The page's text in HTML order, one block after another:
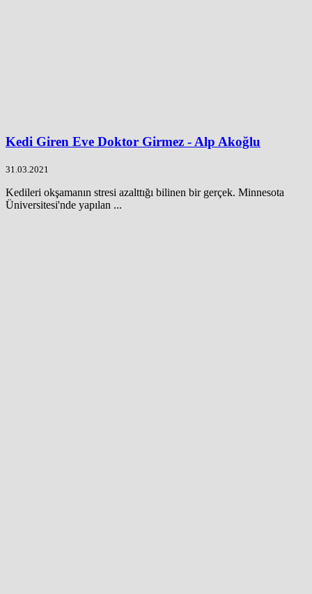
Kedi Giren Eve Doktor Girmez - Alp Akoğlu
31.03.2021
Kedileri okşamanın stresi azalttığı bilinen bir gerçek. Minnesota
Üniversitesi'nde yapılan ...